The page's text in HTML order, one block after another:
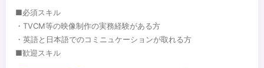
■必須スキル
・TVCM等の映像制作の実務経験がある方
・英語と日本語でのコミニュケーションが取れる方
■歓迎スキル